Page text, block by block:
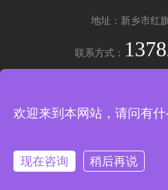
地址：新乡市红
联系方式：
37号-2
欢迎来到本网站，请问有什
现在咨询 稍后再说